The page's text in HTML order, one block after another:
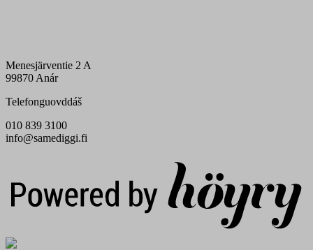
Menesjärventie 2 A
99870 Anár
Telefonguovddáš
010 839 3100
info@samediggi.fi